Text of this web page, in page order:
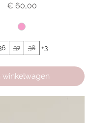
Prijs
€ 60,00
37 38 +3
winkelwagen